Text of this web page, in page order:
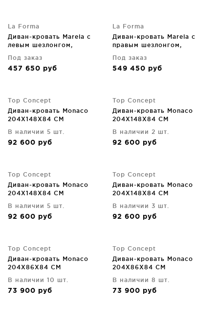
La Forma
Диван-кровать Marela с
левым шезлонгом,
236X170X87 CM
Под заказ
457 650 руб
La Forma
Диван-кровать Marela с
правым шезлонгом,
Под заказ
549 450 руб
Top Concept
Диван-кровать Monaco
204X148X84 CM
В наличии 5 шт.
92 600 руб
Top Concept
Диван-кровать Monaco
204X148X84 CM
В наличии 2 шт.
92 600 руб
Top Concept
Диван-кровать Monaco
204X148X84 CM
В наличии 5 шт.
92 600 руб
Top Concept
Диван-кровать Monaco
204X148X84 CM
В наличии 3 шт.
92 600 руб
Top Concept
Диван-кровать Monaco
204X86X84 CM
В наличии 10 шт.
73 900 руб
Top Concept
Диван-кровать Monaco
204X86X84 CM
В наличии 8 шт.
73 900 руб